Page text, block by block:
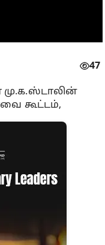
47
மு.க.ஸ்டாலின்
கூட்டம்,